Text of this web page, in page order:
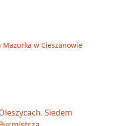
Mazurka w Cieszanowie